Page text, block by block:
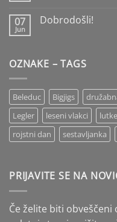
podarili?
Dan
07
Jun
Dobrodošli!
OZNAKE – TAGS
Beleduc Bigjigs
Legler
leseni vlakci lutke
rojstni dan
sestavljanka
PRIJAVITE SE NA
Če želite biti